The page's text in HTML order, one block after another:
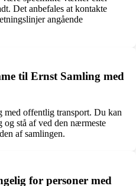
Det anbefales at kontakte
angående
til Ernst Samling med
offentlig transport. Du kan
og stå af ved den nærmeste
af samlingen.
for personer med